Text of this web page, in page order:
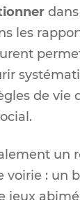
les
de
un
: un
jeux